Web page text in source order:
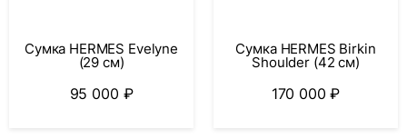
Сумка HERMES Evelyne
(29 см)
95 000 ₽
Сумка HERMES Birkin
Shoulder (42 см)
170 000₽